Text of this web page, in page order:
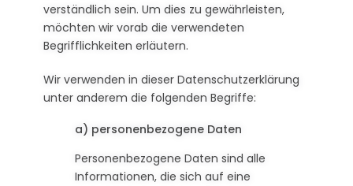
verständlich sein. Um dies zu gewährleisten,
möchten wir vorab die verwendeten
Begrifflichkeiten erläutern.
Wir verwenden in dieser Datenschutzerklärung
unter anderem die folgenden Begriffe:
a) personenbezogene Daten
Personenbezogene Daten sind alle
Informationen, die sich auf eine